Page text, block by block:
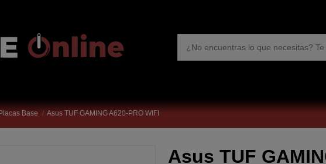
Placas Base Asus TUF GAMING A620-PRO WIFI
Asus TUF